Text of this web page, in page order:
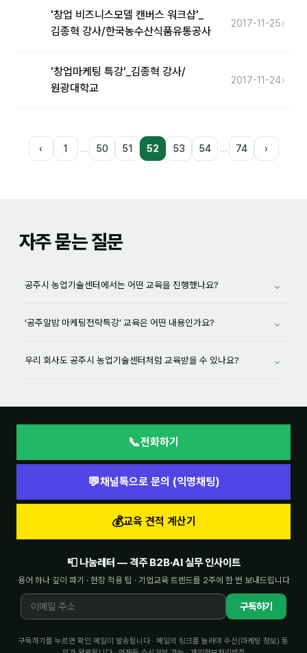
'창업 비즈니스모델 캔버스 워크샵'_
김종혁 강사/한국농수산식품유통공사
2017-11-25›
'창업마케팅 특강'_김종혁 강사/
원광대학교
2017-11-24›
‹ 1 … 50 51 52 53 54 … 74 ›
자주 묻는 질문
공주시 농업기술센터에서는 어떤 교육을 진행했나요? ⌄
‘공주알밤 마케팅전략특강’ 교육은 어떤 내용인가요? ⌄
우리 회사도 공주시 농업기술센터처럼 교육받을 수 있나요? ⌄
📞전화하기
💬채널톡으로 문의 (익명채팅)
💰교육 견적 계산기
📮 나눔레터 — 격주 B2B·AI 실무 인사이트
용어 하나 깊이 파기 · 현장 적용 팁 · 기업교육 트렌드를 2주에 한 번 보내드립니다
구독하기
구독하기를 누르면 확인 메일이 발송됩니다 · 메일의 링크를 눌러야 수신(마케팅 정보) 동